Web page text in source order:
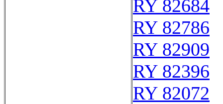
RY 82684
RY 82786
RY 82909
RY 82396
RY 82072